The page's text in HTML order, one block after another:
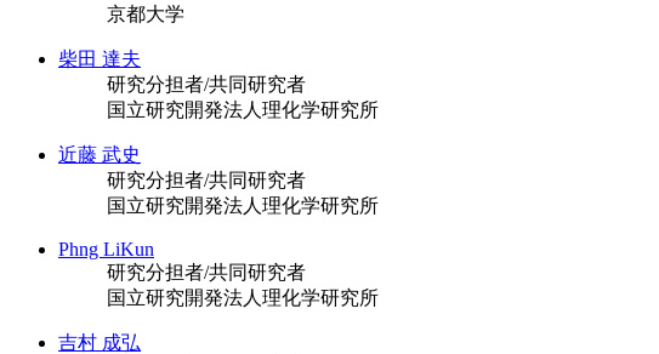
京都大学
柴田 達夫
研究分担者/共同研究者
国立研究開発法人理化学研究所
近藤 武史
研究分担者/共同研究者
国立研究開発法人理化学研究所
Phng LiKun
研究分担者/共同研究者
国立研究開発法人理化学研究所
吉村 成弘